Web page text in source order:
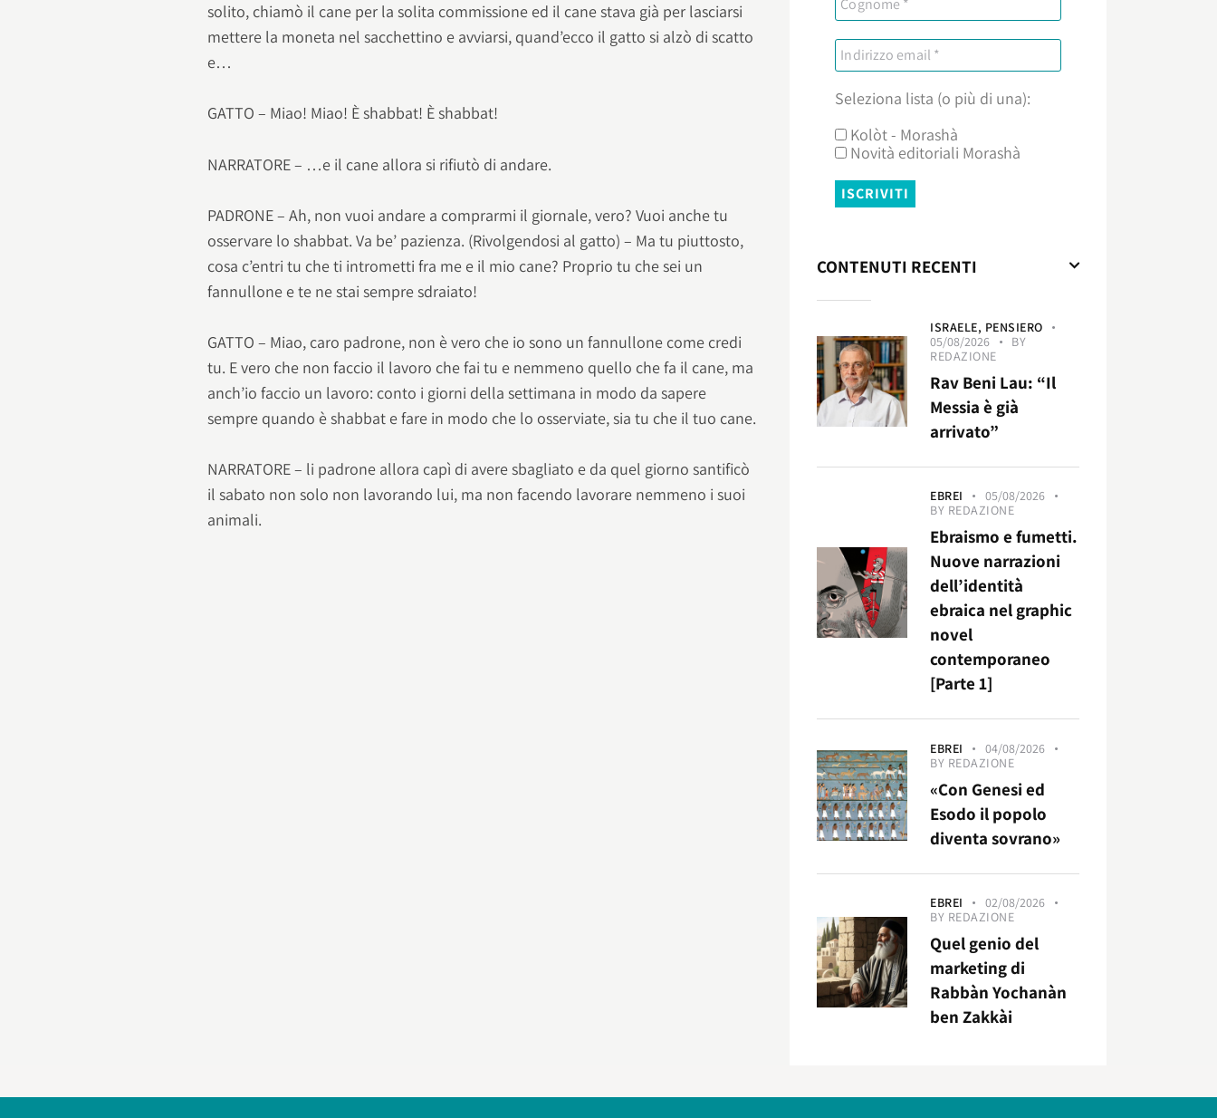
solito, chiamò il cane per la solita commissione ed il cane stava già per lasciarsi
mettere la moneta nel sacchettino e avviarsi, quand’ecco il gatto si alzò di scatto
e…
GATTO – Miao! Miao! È shabbat! È shabbat!
NARRATORE – …e il cane allora si rifiutò di andare.
PADRONE – Ah, non vuoi andare a comprarmi il giornale, vero? Vuoi anche tu
osservare lo shabbat. Va be’ pazienza. (Rivolgendosi al gatto) – Ma tu piuttosto,
cosa c’entri tu che ti intrometti fra me e il mio cane? Proprio tu che sei un
fannullone e te ne stai sempre sdraiato!
GATTO – Miao, caro padrone, non è vero che io sono un fannullone come credi
tu. E vero che non faccio il lavoro che fai tu e nemmeno quello che fa il cane, ma
anch’io faccio un lavoro: conto i giorni della settimana in modo da sapere
sempre quando è shabbat e fare in modo che lo osserviate, sia tu che il tuo cane.
NARRATORE – li padrone allora capì di avere sbagliato e da quel giorno santificò
il sabato non solo non lavorando lui, ma non facendo lavorare nemmeno i suoi
animali.
Seleziona lista (o più di una):
Kolòt - Morashà
Novità editoriali Morashà
CONTENUTI RECENTI
ISRAELE, PENSIERO
05/08/2026
BY
REDAZIONE
Rav Beni Lau: “Il
Messia è già
arrivato”
EBREI
05/08/2026
BY REDAZIONE
Ebraismo e fumetti.
Nuove narrazioni
dell’identità
ebraica nel graphic
novel
contemporaneo
[Parte 1]
EBREI
04/08/2026
BY REDAZIONE
«Con Genesi ed
Esodo il popolo
diventa sovrano»
EBREI
02/08/2026
BY REDAZIONE
Quel genio del
marketing di
Rabbàn Yochanàn
ben Zakkài